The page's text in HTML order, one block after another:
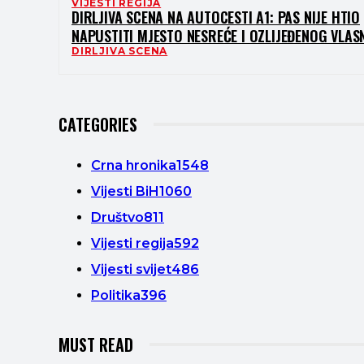
VIJESTI REGIJA
DIRLJIVA SCENA NA AUTOCESTI A1: PAS NIJE HTIO
NAPUSTITI MJESTO NESREĆE I OZLIJEĐENOG
DIRLJIVA SCENA
CATEGORIES
Crna hronika1548
Vijesti BiH1060
Društvo811
Vijesti regija592
Vijesti svijet486
Politika396
MUST READ